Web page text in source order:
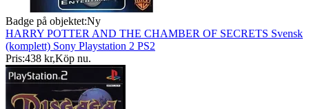
Badge på objektet:Ny
HARRY POTTER AND THE CHAMBER OF SECRETS Svensk
(komplett) Sony Playstation 2 PS2
Pris:438 kr,Köp nu.